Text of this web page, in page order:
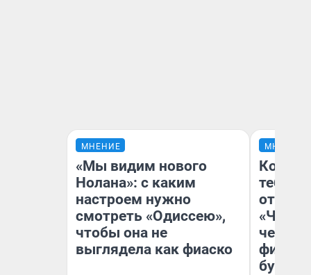
МНЕНИЕ
«Мы видим нового
Нолана»: с каким
настроем нужно
смотреть «Одиссею»,
чтобы она не
выглядела как фиаско
МНЕНИЕ
тебя
булку»